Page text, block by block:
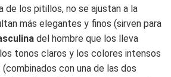
de los pitillos, no se ajustan a la
más elegantes y finos (sirven para
del hombre que los lleva
tonos claros y los colores intensos
con una de las dos